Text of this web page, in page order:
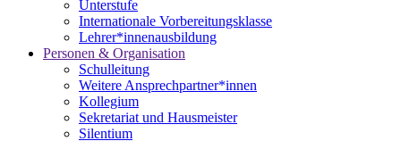
Unterstufe
Internationale Vorbereitungsklasse
Lehrer*innenausbildung
Personen & Organisation
Schulleitung
Weitere Ansprechpartner*innen
Kollegium
Sekretariat und Hausmeister
Silentium